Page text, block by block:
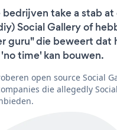
take a stab
Social Gallery of
guru" die beweert dat
time' kan bouwen.
open source Social
die allegedly